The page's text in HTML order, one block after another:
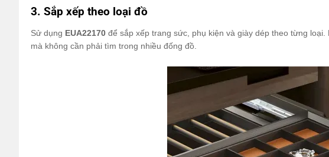
3. Sắp xếp theo loại đồ
Sử dụng EUA22170 để sắp xếp trang sức, phụ kiện và giày dép theo từng
mà không cần phải tìm trong nhiều đống đồ.